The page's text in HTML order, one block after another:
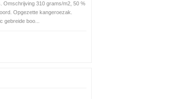
Omschrijving 310 grams/m2, 50 %
Opgezette kangeroezak.
gebreide boo...